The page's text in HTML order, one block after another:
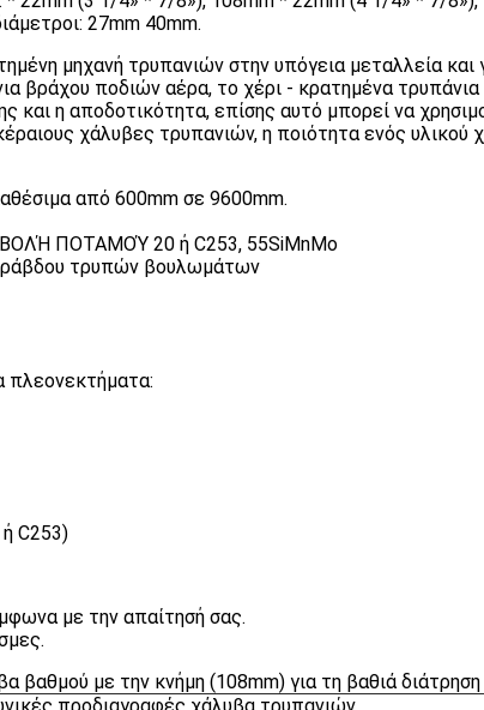
27mm 40mm.
μηχανή τρυπανιών στην υπόγεια μεταλλεία και
βράχου ποδιών αέρα, το χέρι - κρατημένα
η αποδοτικότητα, επίσης αυτό μπορεί να
χάλυβες τρυπανιών, η ποιότητα ενός υλικού
από 600mm σε 9600mm.
ΠΟΤΑΜΟΎ 20 ή C253, 55SiMnMo
ράβδου τρυπών βουλωμάτων
πλεονεκτήματα:
C253)
με την απαίτησή σας.
με την κνήμη (108mm) για τη βαθιά διάτρηση